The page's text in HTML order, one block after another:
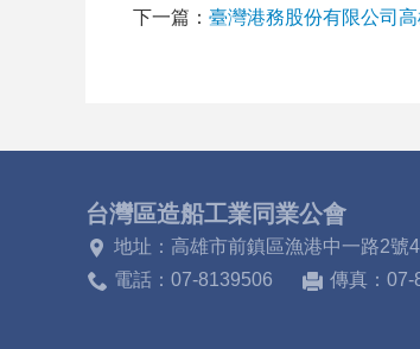
下一篇： 臺灣港務股份有限公司
台灣區造船工業同業公會
地址：高雄市前鎮區漁港中一路2號
電話：07-8139506
傳真：07-